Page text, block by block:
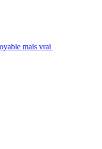
mais vrai